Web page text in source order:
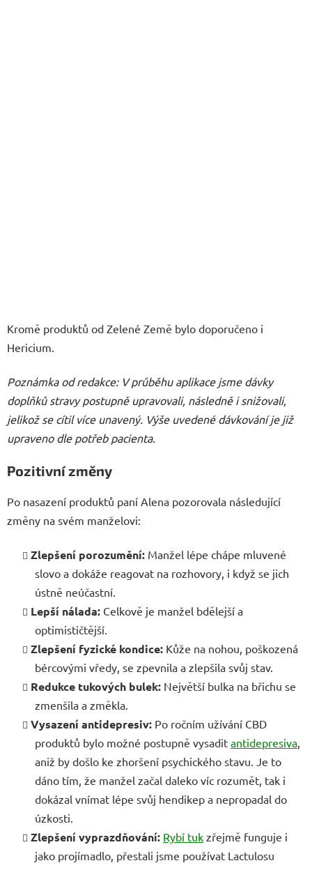
Kromě produktů od Zelené Země bylo doporučeno i
Hericium.
Poznámka od redakce: V průběhu aplikace jsme dávky
doplňků stravy postupně upravovali, následně i snižovali,
jelikož se cítil více unavený. Výše uvedené dávkování je již
upraveno dle potřeb pacienta.
Pozitivní změny
Po nasazení produktů paní Alena pozorovala následující
změny na svém manželovi:
Zlepšení porozumění: Manžel lépe chápe mluvené
slovo a dokáže reagovat na rozhovory, i když se jich
ústně neúčastní.
Lepší nálada: Celkově je manžel bdělejší a
optimističtější.
Zlepšení fyzické kondice: Kůže na nohou, poškozená
bércovými vředy, se zpevnila a zlepšila svůj stav.
Redukce tukových bulek: Největší bulka na břichu se
zmenšila a změkla.
Vysazení antidepresiv: Po ročním užívání CBD
produktů bylo možné postupně vysadit antidepresiva,
aniž by došlo ke zhoršení psychického stavu. Je to
dáno tím, že manžel začal daleko víc rozumět, tak i
dokázal vnímat lépe svůj hendikep a nepropadal do
úzkosti.
Zlepšení vyprazdňování: Rybí tuk zřejmě funguje i
jako projímadlo, přestali jsme používat Lactulosu